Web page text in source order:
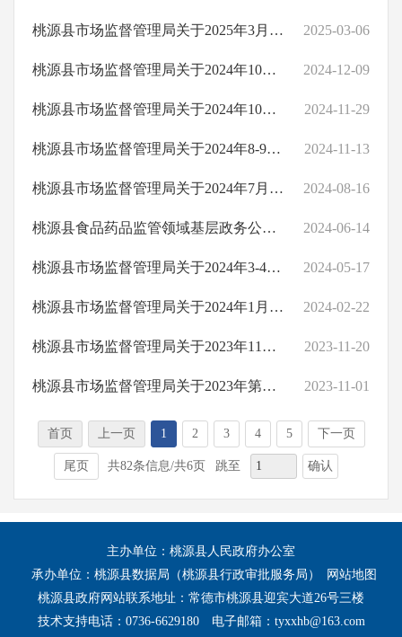
桃源县市场监督管理局关于2025年3月食品安全监督抽检的情况公示（151批次） 2025-03-06
桃源县市场监督管理局关于2024年10月食品安全监督抽检的情况公示（7批次） 2024-12-09
桃源县市场监督管理局关于2024年10月食品安全监督抽检的情况公示（448批次） 2024-11-29
桃源县市场监督管理局关于2024年8-9月食品安全监督抽检的情况公示（299批次） 2024-11-13
桃源县市场监督管理局关于2024年7月食品安全监督抽检的情况公示（298批次） 2024-08-16
桃源县食品药品监管领域基层政务公开标准目录（2024年版） 2024-06-14
桃源县市场监督管理局关于2024年3-4月食品安全监督抽检的情况公示（400批次） 2024-05-17
桃源县市场监督管理局关于2024年1月食品安全监督抽检的情况公示（50批次） 2024-02-22
桃源县市场监督管理局关于2023年11月食品安全监督抽检的情况公示（130批次） 2023-11-20
桃源县市场监督管理局关于2023年第四季度食品安全监督抽检的情况公示（497批次） 2023-11-01
首页 上一页 1 2 3 4 5 下一页
尾页 共82条信息/共6页 跳至 确认
主办单位：桃源县人民政府办公室
承办单位：桃源县数据局（桃源县行政审批服务局）
网站地图
桃源县政府网站联系地址：常德市桃源县迎宾大道26号三楼
技术支持电话：0736-6629180
电子邮箱：tyxxhb@163.com